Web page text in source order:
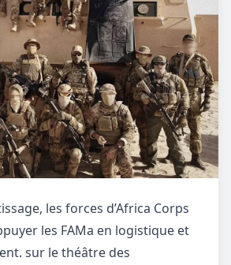
les forces d’Africa Corps
les FAMa en logistique et
sur le théâtre des